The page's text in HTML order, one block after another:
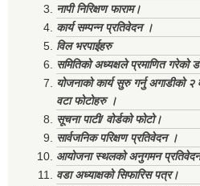
नापी निरिक्षण फाराम।
कार्य सम्पन्न प्रतिवेदन ।
विल भरपाईहरु
समितिको अध्यक्षले प्रमाणित गरेको
योजनाको कार्य सुरु गर्नु अगाडीको
वटा फोटोहरु ।
सूचना पाटी/ वोर्डको फोटो।
सार्वजनिक परिक्षण प्रतिवेदन ।
आयोजना स्थलको अनुगमन
वडा अध्याक्षको सिफारिस पत्र।